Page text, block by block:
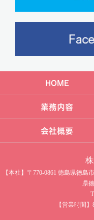
HOME
業務内容
会社概要
【本社】〒770-0861 徳島県徳島
県
【営業時間